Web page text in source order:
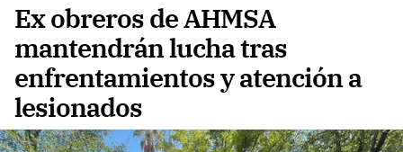
Ex obreros de AHMSA
mantendrán lucha tras
enfrentamientos y atención a
lesionados